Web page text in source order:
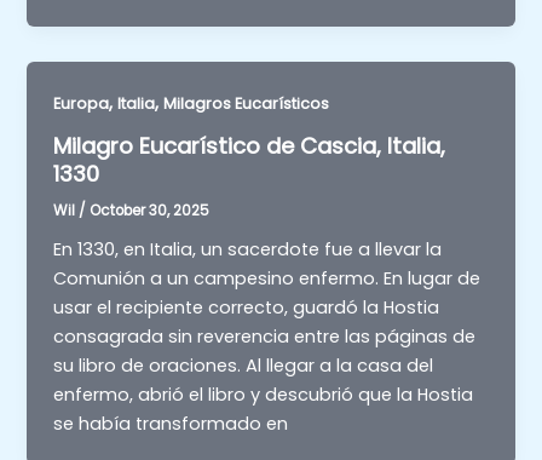
Europa,Italia,Milagros Eucarísticos
Milagro Eucarístico de Cascia, Italia,
1330
Wil / October 30, 2025
En 1330, en Italia, un sacerdote fue a llevar la
Comunión a un campesino enfermo. En lugar de
usar el recipiente correcto, guardó la Hostia
consagrada sin reverencia entre las páginas de
su libro de oraciones. Al llegar a la casa del
enfermo, abrió el libro y descubrió que la Hostia
se había transformado en